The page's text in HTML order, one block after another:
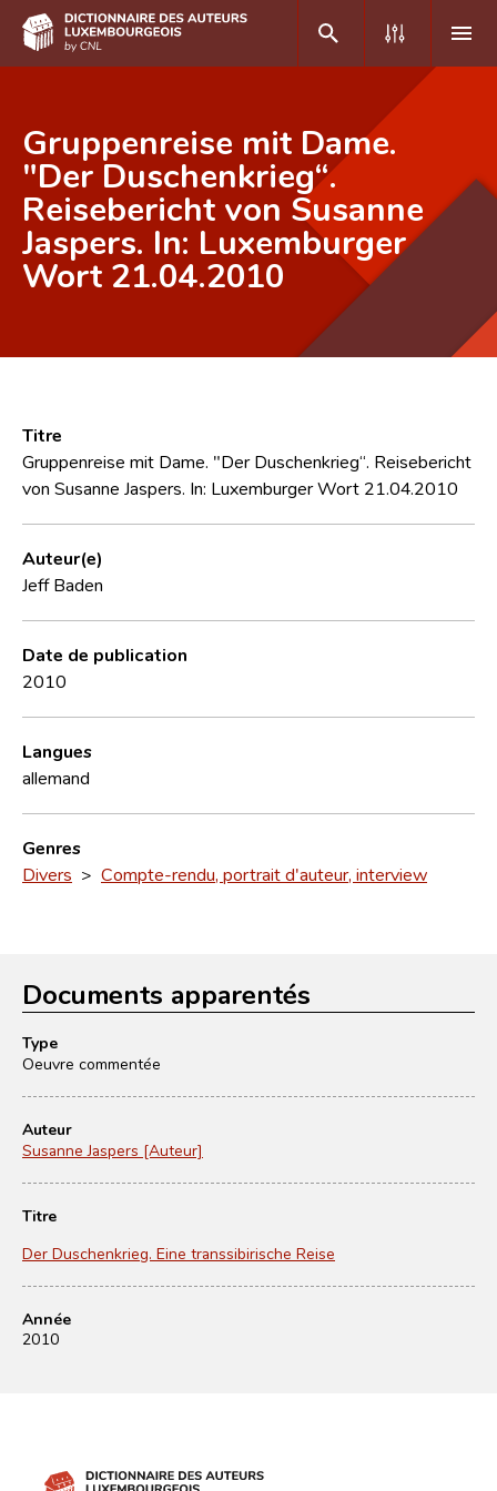
DE FR
Accueil
Auteur(e)s A-Z
Recherche avancée
Équipe scientifique
Contact
Gruppenreise mit Dame.
"Der Duschenkrieg“.
Reisebericht von Susanne
Jaspers. In: Luxemburger
Wort 21.04.2010
Titre
Gruppenreise mit Dame. "Der Duschenkrieg“. Reisebericht
von Susanne Jaspers. In: Luxemburger Wort 21.04.2010
Auteur(e)
Jeff Baden
Date de publication
2010
Langues
allemand
Genres
Divers > Compte-rendu, portrait d'auteur, interview
Documents apparentés
Type
Oeuvre commentée
Auteur
Susanne Jaspers [Auteur]
Titre
Der Duschenkrieg. Eine transsibirische Reise
Année
2010